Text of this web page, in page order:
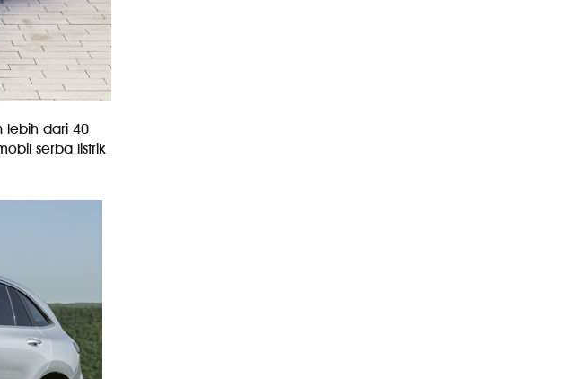
lebih dari 40
serba listrik